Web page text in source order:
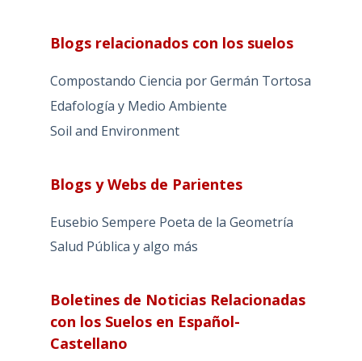
Blogs relacionados con los suelos
Compostando Ciencia por Germán Tortosa
Edafología y Medio Ambiente
Soil and Environment
Blogs y Webs de Parientes
Eusebio Sempere Poeta de la Geometría
Salud Pública y algo más
Boletines de Noticias Relacionadas
con los Suelos en Español-
Castellano